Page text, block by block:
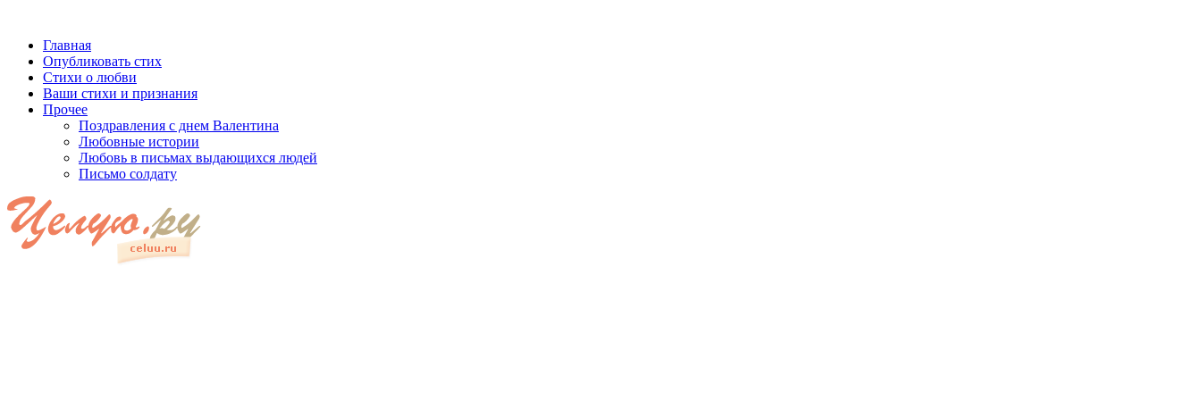
Главная
Опубликовать стих
Стихи о любви
Ваши стихи и признания
Прочее
Поздравления с днем Валентина
Любовные истории
Любовь в письмах выдающихся людей
Письмо солдату